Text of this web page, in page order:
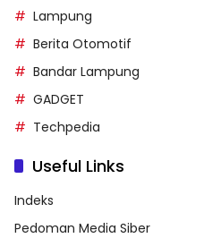
Lampung
Berita Otomotif
Bandar Lampung
GADGET
Techpedia
Useful Links
Indeks
Pedoman Media Siber